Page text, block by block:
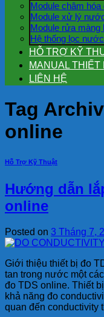
Module châm hóa
Module xử lý
Module rửa màng
Hệ thống lọc nước
HỖ TRỢ KỸ
MANUAL THIẾT
LIÊN HỆ
Tag
online
Hỗ Trợ Kỹ Thuật
Hướng dẫn
online
Posted on 3 Tháng 7,
Giới thiệu thiết bị đo
tan trong nước một
đo TDS online. Thiết
khả năng đo
quan đến conductivity